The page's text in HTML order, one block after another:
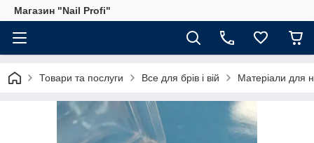
Магазин "Nail Profi"
Товари та послуги Все для брів і вій Матеріали для